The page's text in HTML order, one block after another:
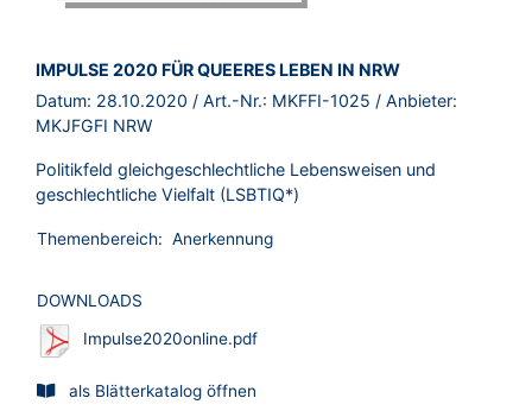
BROSCHÜRE:
IMPULSE 2020 FÜR QUEERES LEBEN IN NRW
Datum: 28.10.2020 / Art.-Nr.: MKFFI-1025 / Anbieter:
MKJFGFI NRW
Politikfeld gleichgeschlechtliche Lebensweisen und
geschlechtliche Vielfalt (LSBTIQ*)
Themenbereich: Anerkennung
DOWNLOADS
Impulse2020online.pdf
als Blätterkatalog öffnen